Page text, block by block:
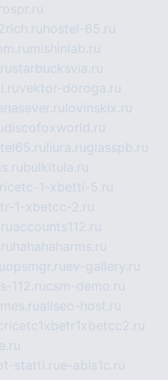
2rich.ru hostel-65.ru
mishinlab.ru
starbucksvia.ru
vektor-doroga.ru
lovinskix.ru
discofoxworld.ru
liura.ruglasspb.ru
bulkitula.ru
1-xbetti-5.ru
1-xbetcc-2.ru
accounts112.ru
hahahaharms.ru
opsmgr.ruev-gallery.ru
112.rucsm-demo.ru
allseo-host.ru
statti.rue-abis1c.ru